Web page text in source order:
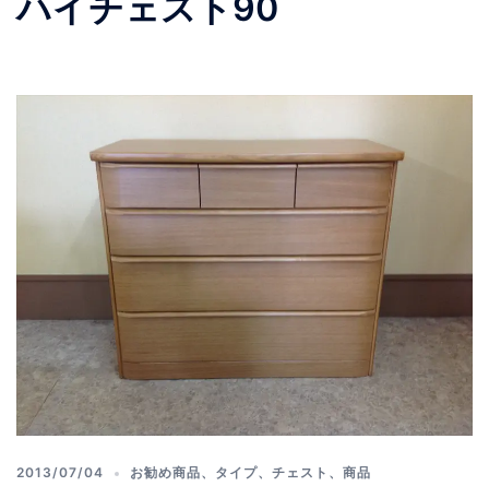
2013/07/04 お勧め商品、 タイプ、 チェスト 、 商品